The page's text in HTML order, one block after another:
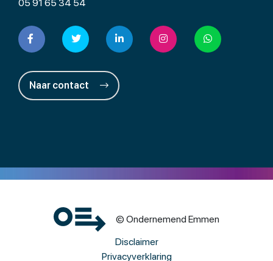
05 91 65 34 54
Naar contact
© Ondernemend Emmen
Disclaimer
Privacyverklaring